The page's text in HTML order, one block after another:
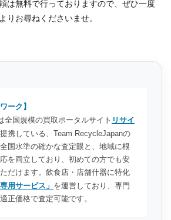
は無料で行っておりますので、ぜひ一度
りお尋ねくださいませ。
ーク】
模の買取ポータルサイト リサイ
携している、Team RecycleJapanの
国水準の確かな査定眼と、地域に根
を両立しており、初めての方でも安
だけます。飲食店・店舗什器に特化
用サービス」 を運営しており、専門
正価格で査定可能です。